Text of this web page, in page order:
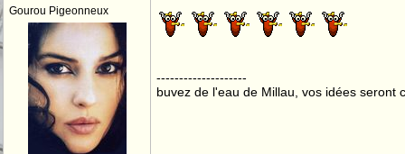
Gourou Pigeonneux
--------------------
buvez de l'eau de Millau, vos idées seront